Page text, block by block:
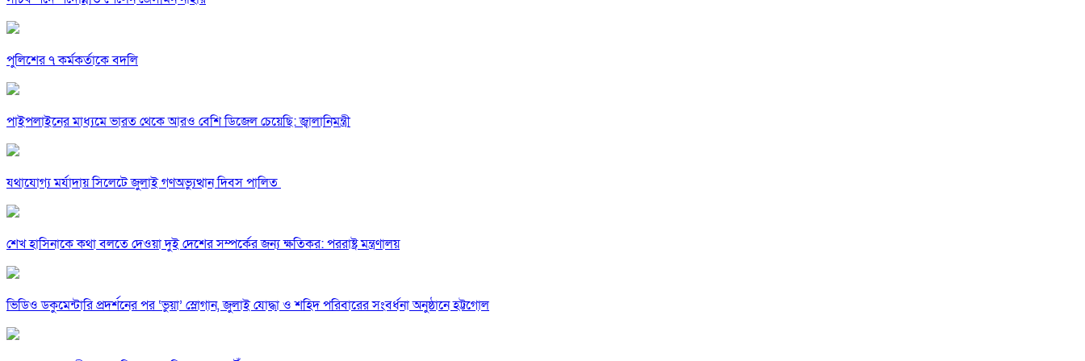
পুলিশের ৭ কর্মকর্তাকে বদলি
পাইপলাইনের মাধ্যমে ভারত থেকে আরও বেশি ডিজেল চেয়েছি: জ্বালানিমন্ত্রী
যথাযোগ্য মর্যাদায় সিলেটে জুলাই গণঅভ্যুত্থান দিবস পালিত
শেখ হাসিনাকে কথা বলতে দেওয়া দুই দেশের সম্পর্কের জন্য ক্ষতিকর: পররাষ্ট্র মন্ত্রণালয়
ভিডিও ডকুমেন্টারি প্রদর্শনের পর ‘ভুয়া’ স্লোগান, জুলাই যোদ্ধা ও শহিদ পরিবারের সংবর্ধনা অনুষ্ঠানে হট্টগোল